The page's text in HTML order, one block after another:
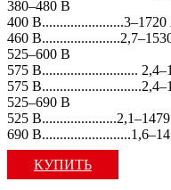
380–480 В
400
460
525–600 В
575 В...........................
575
525–690 В
525
690
КУПИТЬ